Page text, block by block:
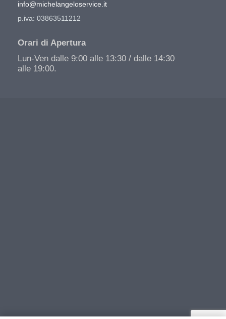
info@michelangeloservice.it
p.iva: 03863511212
Orari di Apertura
Lun-Ven dalle 9:00 alle 13:30 / dalle 14:30
alle 19:00.